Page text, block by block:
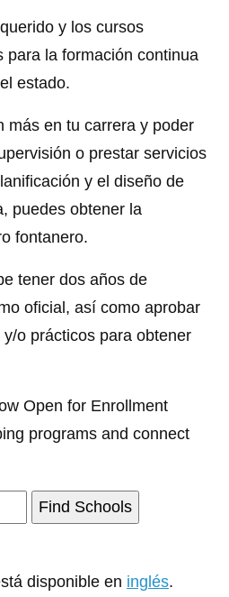
y los cursos
para la formación continua
estado.
más en tu carrera y poder
o prestar servicios
y el diseño de
puedes obtener la
fontanero.
tener dos años de
oficial, así como aprobar
o prácticos para obtener
Open for Enrollment
programs and connect
disponible en inglés.